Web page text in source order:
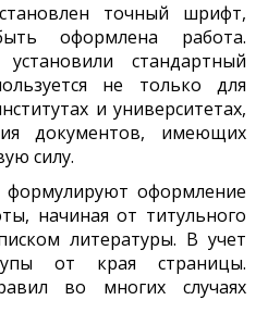
точный шрифт,
оформлена работа.
стандартный
не только для
и университетах,
документов, имеющих
силу.
оформление
начиная от титульного
литературы. В учет
от края страницы.
во многих случаях